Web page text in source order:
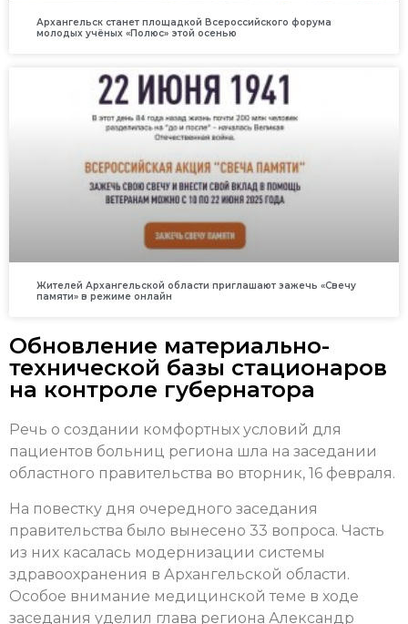
Архангельск станет площадкой Всероссийского форума
молодых учёных «Полюс» этой осенью
Жителей Архангельской области приглашают зажечь «Свечу
памяти» в режиме онлайн
Обновление материально-
технической базы стационаров
на контроле губернатора
Речь о создании комфортных условий для
пациентов больниц региона шла на заседании
областного правительства во вторник, 16 февраля.
На повестку дня очередного заседания
правительства было вынесено 33 вопроса. Часть
из них касалась модернизации системы
здравоохранения в Архангельской области.
Особое внимание медицинской теме в ходе
заседания уделил глава региона Александр